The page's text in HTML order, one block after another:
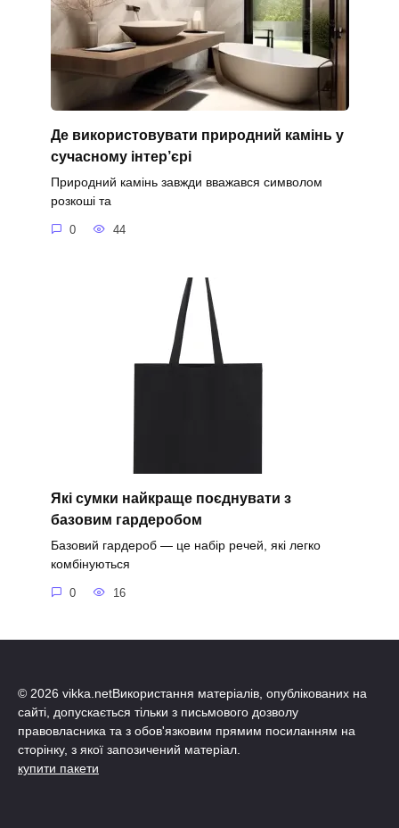
Де використовувати природний камінь у
сучасному інтер’єрі
Природний камінь завжди вважався символом
розкоші та
0 44
Які сумки найкраще поєднувати з
базовим гардеробом
Базовий гардероб — це набір речей, які легко
комбінуються
0 16
© 2026 vikka.netВикористання матеріалів, опублікованих на
сайті, допускається тільки з письмового дозволу
правовласника та з обов'язковим прямим посиланням на
сторінку, з якої запозичений матеріал.
купити пакети